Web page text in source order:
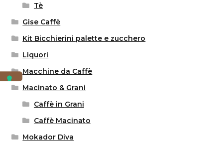
Tè
Gise Caffè
Kit Bicchierini palette e zucchero
Liquori
Macchine da Caffè
Macinato & Grani
Caffè in Grani
Caffè Macinato
Mokador Diva